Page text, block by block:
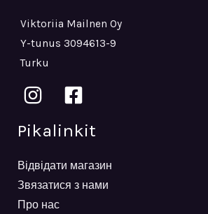
Viktoriia Mailnen Oy
Y-tunus 3094613-9
Turku
Pikalinkit
Відвідати магазин
Звязатися з нами
Про нас